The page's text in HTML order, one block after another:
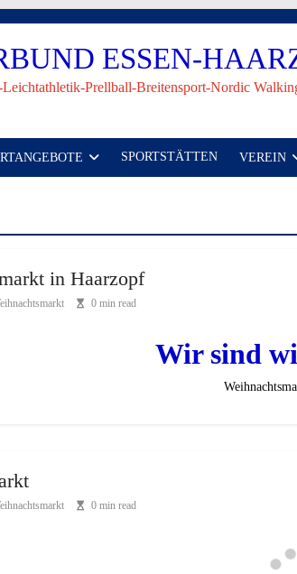
ESSEN-
Prellball-Breitensport-Nordic
SPORTSTÄTTEN VEREIN
in Haarzopf
0 min read
Wir sind
0 min read